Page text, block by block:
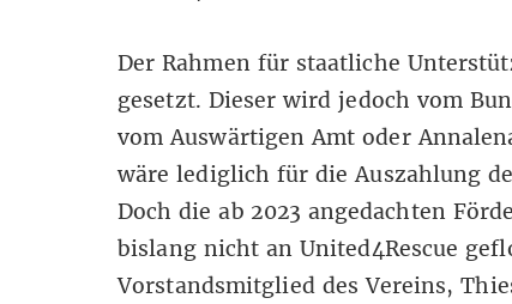
Der Rahmen für staatliche
gesetzt. Dieser wird jedoch vom
vom Auswärtigen Amt oder
wäre lediglich für die Auszahlung
Doch die ab 2023 angedachten
bislang nicht an United4Rescue
Vorstandsmitglied des Vereins,